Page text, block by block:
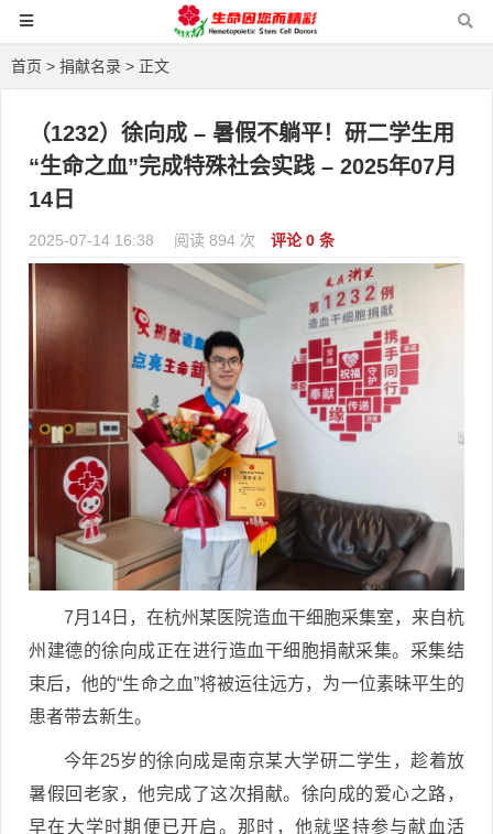
首页 > 捐献名录 > 正文
（1232）徐向成 – 暑假不躺平！研二学生用
“生命之血”完成特殊社会实践 – 2025年07月
14日
2025-07-14 16:38 阅读 894 次 评论 0 条
7月14日，在杭州某医院造血干细胞采集室，来自杭
州建德的徐向成正在进行造血干细胞捐献采集。采集结
束后，他的“生命之血”将被运往远方，为一位素昧平生的
患者带去新生。
今年25岁的徐向成是南京某大学研二学生，趁着放
暑假回老家，他完成了这次捐献。徐向成的爱心之路，
早在大学时期便已开启。那时，他就坚持参与献血活